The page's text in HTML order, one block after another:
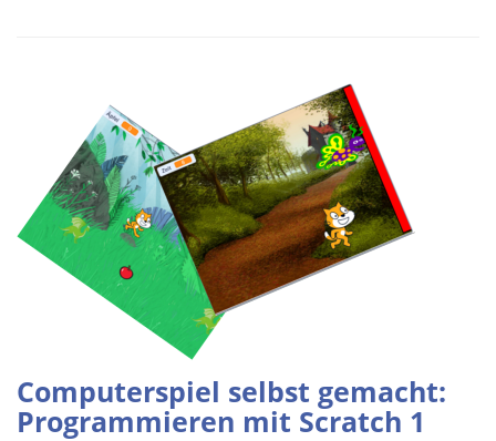
Computerspiel selbst gemacht:
Programmieren mit Scratch 1